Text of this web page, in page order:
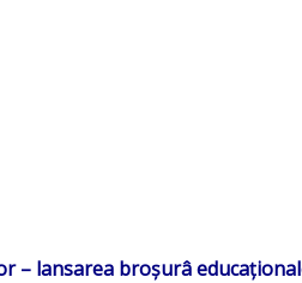
– lansarea broșurâ